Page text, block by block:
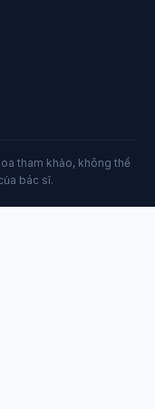
tham khảo, không thể
bác sĩ.